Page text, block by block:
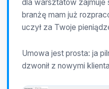
dla warsztatów zajmuje
branżę mam już
uczył za Twoje
Umowa jest prosta: ja
dzwonił z nowymi